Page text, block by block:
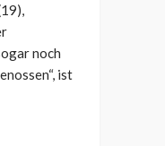
noch
ist